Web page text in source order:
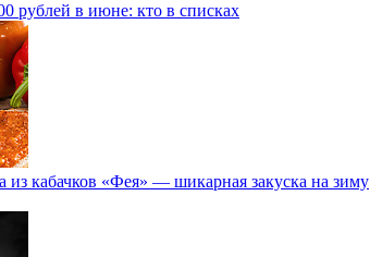
рублей в июне: кто в списках
из кабачков «Фея» — шикарная закуска на зиму